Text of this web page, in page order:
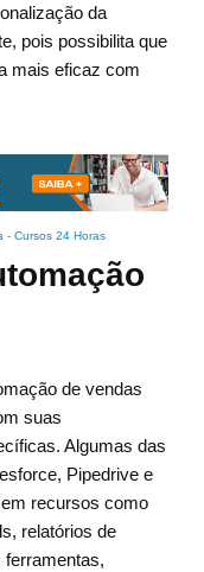
da
pois possibilita que
mais eficaz com
- Cursos 24 Horas
de vendas
suas
Algumas das
Pipedrive e
recursos como
relatórios de
ferramentas,